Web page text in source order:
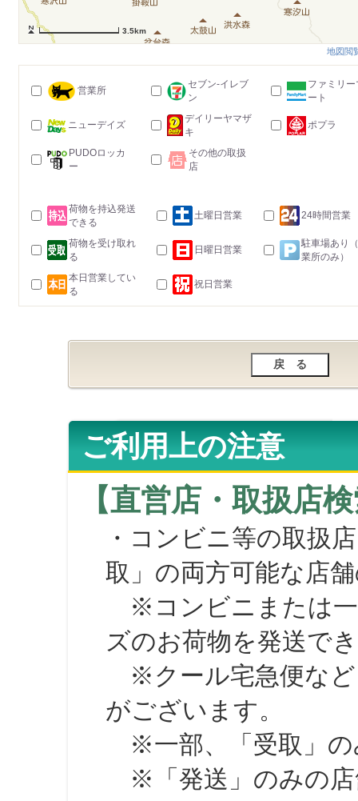
3.5km
地図閲
営業所
セブン-イレブ
ン
ファミリー
ート
ニューデイズ
デイリーヤマザ
キ
ポプラ
PUDOロッカ
ー
その他の取扱
店
荷物を持込発送
できる
土曜日営業 24時間営業
荷物を受け取れ
る
日曜日営業
駐車場あり
業所のみ）
本日営業してい
る
祝日営業
ご利用上の注意
【直営店・取扱店
・コンビニ等の取扱
取」の両方可能な店
※コンビニまたは一
ズのお荷物を発送で
※クール宅急便など
がございます。
※一部、「受取」の
※「発送」のみの店